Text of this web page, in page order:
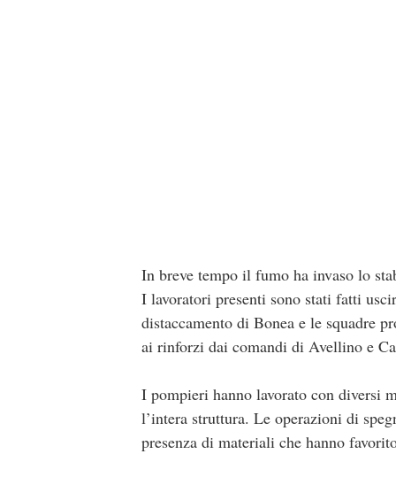
In breve tempo il fumo ha invaso lo
I lavoratori presenti sono stati fatti
distaccamento di Bonea e le squadre
ai rinforzi dai comandi di Avellino e
I pompieri hanno lavorato con diversi
l’intera struttura. Le operazioni di
presenza di materiali che hanno